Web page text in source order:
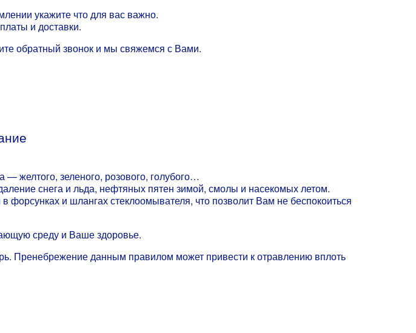
укажите что для вас важно.
и доставки.
обратный звонок и мы свяжемся с Вами.
желтого, зеленого, розового, голубого…
снега и льда, нефтяных пятен зимой, смолы и насекомых летом.
и шлангах стеклоомывателя, что позволит Вам не беспокоиться
среду и Ваше здоровье.
Пренебрежение данным правилом может привести к отравлению вплоть